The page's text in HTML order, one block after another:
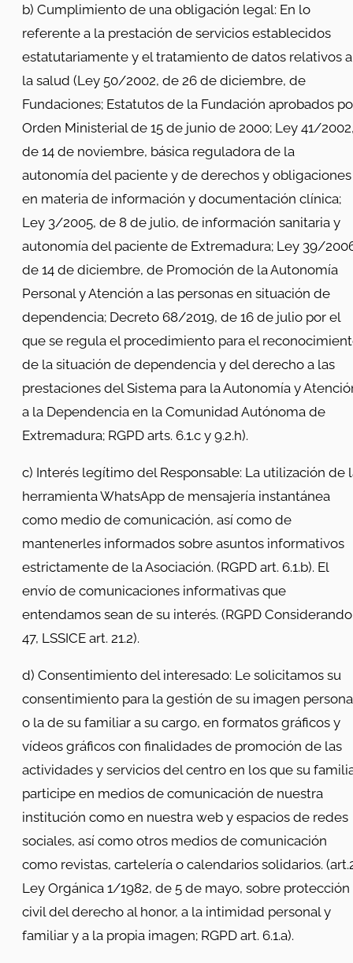
b) Cumplimiento de una obligación legal: En lo
referente a la prestación de servicios establecidos
estatutariamente y el tratamiento de datos relativos a
la salud (Ley 50/2002, de 26 de diciembre, de
Fundaciones; Estatutos de la Fundación aprobados
Orden Ministerial de 15 de junio de 2000; Ley 41/
de 14 de noviembre, básica reguladora de la
autonomía del paciente y de derechos y obligaciones
en materia de información y documentación clínica;
Ley 3/2005, de 8 de julio, de información sanitaria y
autonomía del paciente de Extremadura; Ley 39/
de 14 de diciembre, de Promoción de la Autonomía
Personal y Atención a las personas en situación de
dependencia; Decreto 68/2019, de 16 de julio por el
que se regula el procedimiento para el
de la situación de dependencia y del derecho a las
prestaciones del Sistema para la Autonomía y
a la Dependencia en la Comunidad Autónoma de
Extremadura; RGPD arts. 6.1.c y 9.2.h).
c) Interés legítimo del Responsable: La utilización de
herramienta WhatsApp de mensajería instantánea
como medio de comunicación, así como de
mantenerles informados sobre asuntos informativos
estrictamente de la Asociación. (RGPD art. 6.1.b). El
envío de comunicaciones informativas que
entendamos sean de su interés. (RGPD Considerando
47, LSSICE art. 21.2).
d) Consentimiento del interesado: Le solicitamos su
consentimiento para la gestión de su imagen
o la de su familiar a su cargo, en formatos gráficos y
vídeos gráficos con finalidades de promoción de las
actividades y servicios del centro en los que su
participe en medios de comunicación de nuestra
institución como en nuestra web y espacios de redes
sociales, así como otros medios de comunicación
como revistas, cartelería o calendarios solidarios.
Ley Orgánica 1/1982, de 5 de mayo, sobre protección
civil del derecho al honor, a la intimidad personal y
familiar y a la propia imagen; RGPD art. 6.1.a).